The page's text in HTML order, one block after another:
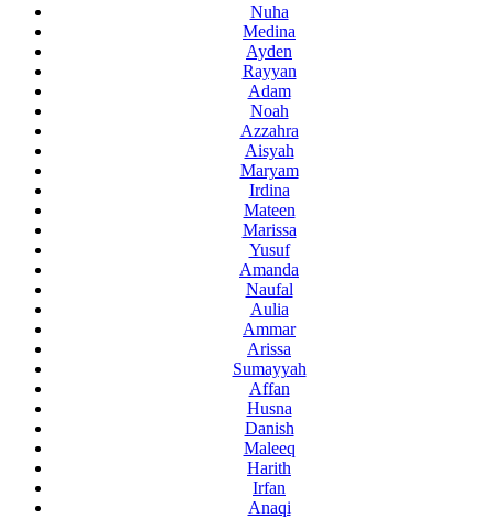
Nuha
Medina
Ayden
Rayyan
Adam
Noah
Azzahra
Aisyah
Maryam
Irdina
Mateen
Marissa
Yusuf
Amanda
Naufal
Aulia
Ammar
Arissa
Sumayyah
Affan
Husna
Danish
Maleeq
Harith
Irfan
Anaqi